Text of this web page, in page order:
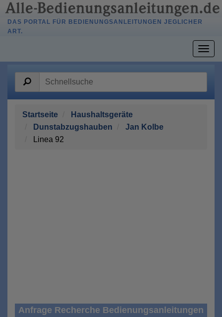
DAS PORTAL FÜR BEDIENUNGSANLEITUNGEN JEGLICHER
ART.
Startseite
Haushaltsgeräte
Dunstabzugshauben
Jan Kolbe
Linea 92
Anfrage Recherche Bedienungsanleitungen